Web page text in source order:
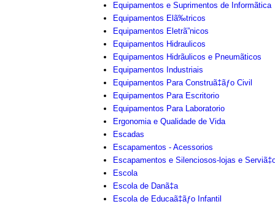
Equipamentos e Suprimentos de Informãtica
Equipamentos Elã‰tricos
Equipamentos Eletrã”nicos
Equipamentos Hidraulicos
Equipamentos Hidrãulicos e Pneumãticos
Equipamentos Industriais
Equipamentos Para Construã‡ãƒo Civil
Equipamentos Para Escritorio
Equipamentos Para Laboratorio
Ergonomia e Qualidade de Vida
Escadas
Escapamentos - Acessorios
Escapamentos e Silenciosos-lojas e
Escola
Escola de Danã‡a
Escola de Educaã‡ãƒo Infantil